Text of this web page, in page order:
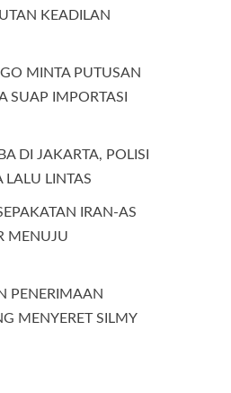
KEADILAN
MINTA PUTUSAN
SUAP IMPORTASI
DI JAKARTA, POLISI
LALU LINTAS
IRAN-AS
MENUJU
PENERIMAAN
MENYERET SILMY